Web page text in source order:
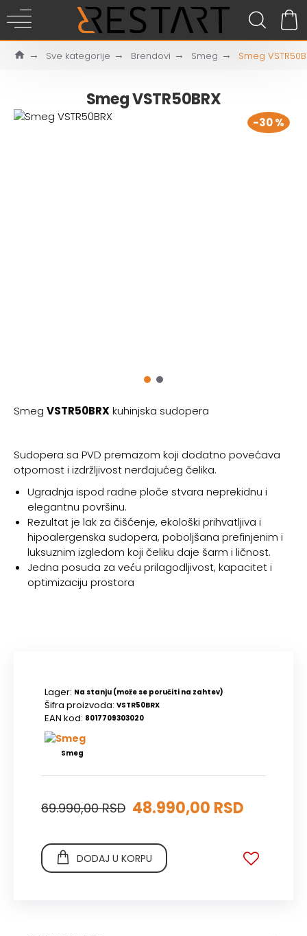
Sve kategorije Brendovi Smeg Smeg
Smeg VSTR50BRX
-30 %
Smeg VSTR50BRXkuhinjska sudopera
Sudopera sa PVD premazom koji dodatno povećava
otpornost i izdržljivost nerđajućeg čelika.
Ugradnja ispod radne ploče stvara neprekidnu i
elegantnu površinu.
Rezultat je lak za čišćenje, ekološki prihvatljiva i
hipoalergenska sudopera, poboljšana prefinjenim i
luksuznim izgledom koji čeliku daje šarm i ličnost.
Jedna posuda za veću prilagodljivost, kapacitet i
optimizaciju prostora
Lager: Na stanju (može se poručiti na zahtev)
Šifra proizvoda: VSTR50BRX
EAN kod: 8017709303020
Smeg
48.990,00 RSD
69.990,00 RSD
DODAJ U KORPU